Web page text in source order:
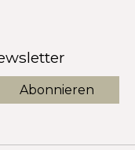
Abonnieren